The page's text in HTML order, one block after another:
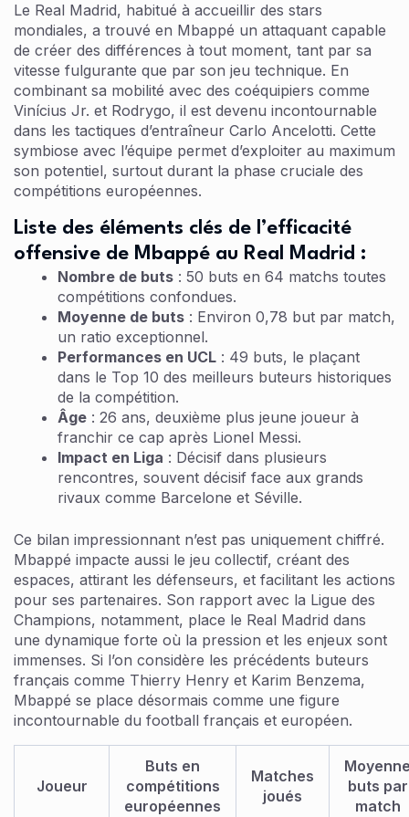
Le Real Madrid, habitué à accueillir des stars
mondiales, a trouvé en Mbappé un attaquant capable
de créer des différences à tout moment, tant par sa
vitesse fulgurante que par son jeu technique. En
combinant sa mobilité avec des coéquipiers comme
Vinícius Jr. et Rodrygo, il est devenu incontournable
dans les tactiques d’entraîneur Carlo Ancelotti. Cette
symbiose avec l’équipe permet d’exploiter au maximum
son potentiel, surtout durant la phase cruciale des
compétitions européennes.
Liste des éléments clés de l’efficacité
offensive de Mbappé au Real Madrid :
Nombre de buts : 50 buts en 64 matchs toutes
compétitions confondues.
Moyenne de buts : Environ 0,78 but par match,
un ratio exceptionnel.
Performances en UCL : 49 buts, le plaçant
dans le Top 10 des meilleurs buteurs historiques
de la compétition.
Âge : 26 ans, deuxième plus jeune joueur à
franchir ce cap après Lionel Messi.
Impact en Liga : Décisif dans plusieurs
rencontres, souvent décisif face aux grands
rivaux comme Barcelone et Séville.
Ce bilan impressionnant n’est pas uniquement chiffré.
Mbappé impacte aussi le jeu collectif, créant des
espaces, attirant les défenseurs, et facilitant les actions
pour ses partenaires. Son rapport avec la Ligue des
Champions, notamment, place le Real Madrid dans
une dynamique forte où la pression et les enjeux sont
immenses. Si l’on considère les précédents buteurs
français comme Thierry Henry et Karim Benzema,
Mbappé se place désormais comme une figure
incontournable du football français et européen.
Joueur
Buts en
compétitions
européennes
Matches
joués
buts par
match